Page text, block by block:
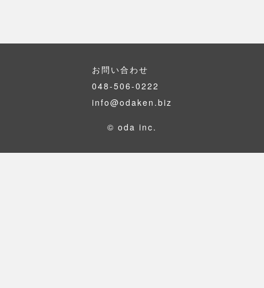
お問い合わせ
048-506-0222
info@odaken.biz
© oda inc.